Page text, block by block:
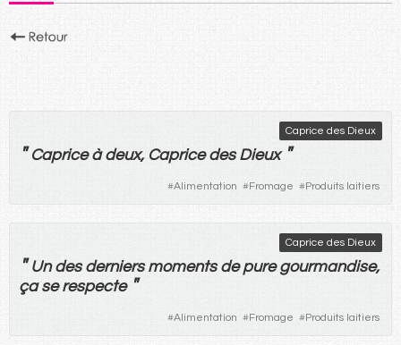
Caprice des Dieux
" Caprice à deux, Caprice des Dieux "
#Alimentation #Fromage #Produits laitiers
Caprice des Dieux
" Un des derniers moments de pure gourmandise,
ça serespecte "
#Alimentation #Fromage #Produits laitiers